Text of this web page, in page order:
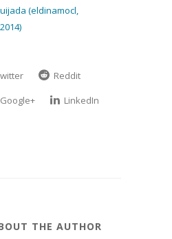
(eldinamocl,
Reddit
Google+
LinkedIn
THE AUTHOR